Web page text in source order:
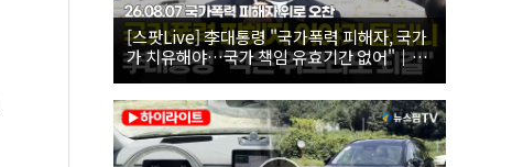
[스팟Live] 李대통령 "국가폭력 피해자, 국가
가 치유해야…국가 책임 유효기간 없어"｜
26.08.07 국가폭력 피해자 위로 오찬